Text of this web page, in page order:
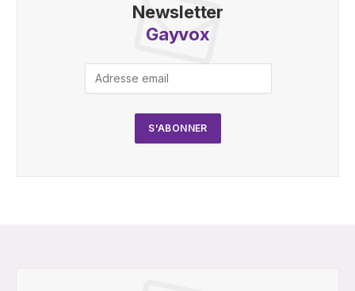
Newsletter
Gayvox